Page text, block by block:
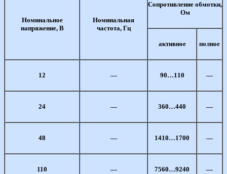
Номинальное
напряжение, В
Номинальная
частота, Гц
Сопротивление обмотки,
Ом
активное полное
12 — 90…110 —
24 — 360…440 —
48 — 1410…1700 —
110 — 7560…9240 —